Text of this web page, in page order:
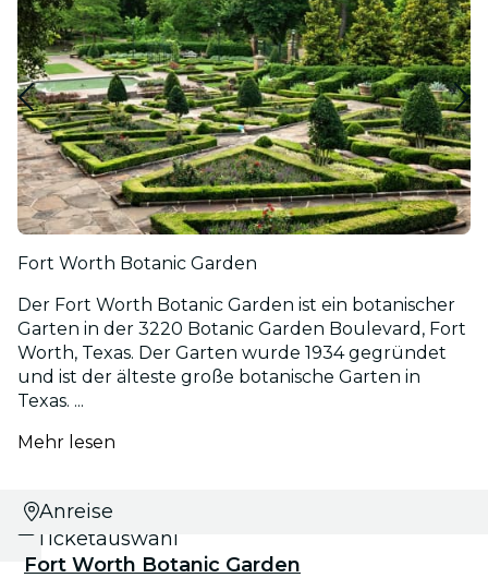
Fort Worth Botanic Garden
Der Fort Worth Botanic Garden ist ein botanischer
Garten in der 3220 Botanic Garden Boulevard, Fort
Worth, Texas. Der Garten wurde 1934 gegründet
und ist der älteste große botanische Garten in
Texas. ...
Mehr lesen
Datums- und
Ticketauswahl
Anreise
Fort Worth Botanic Garden